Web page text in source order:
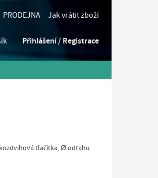
PRODEJNA Jak vrátit zboží
Přihlášení / Registrace
tlačítka, Ø odtahu